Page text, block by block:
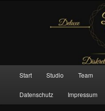
Deluxe
Start Studio Team
Datenschutz Impressum